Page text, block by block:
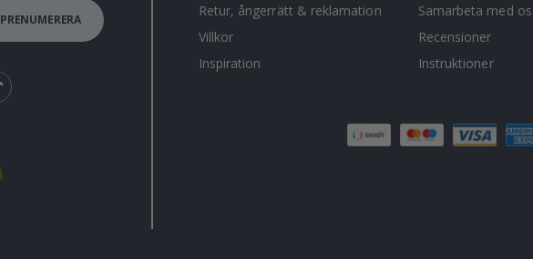
PRENUMERERA
Retur, ångerrätt & reklamation
Villkor
Inspiration
Samarbeta med
Recensioner
Instruktioner